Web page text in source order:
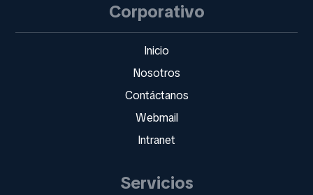
Corporativo
Inicio
Nosotros
Contáctanos
Webmail
Intranet
Servicios